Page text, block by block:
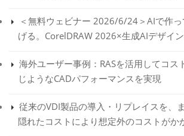
＜無料ウェビナー 2026/6/24＞AIで作
げる。CorelDRAW 2026×生成AIデザイ
海外ユーザー事例：RASを活用してコス
じようなCADパフォーマンスを実現
従来のVDI製品の導入・リプレイスを、
隠れたコストにより想定外のコストがか